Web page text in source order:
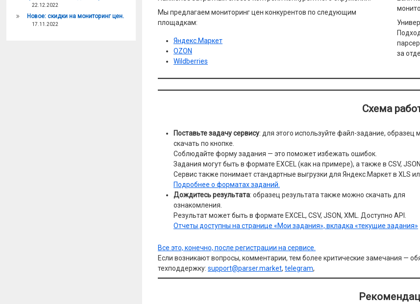
Мы предлагаем мониторинг цен конкурентов по следующим
площадкам:
Яндекс.Маркет
OZON
Wildberries
за
Схема
Поставьте задачу сервису: для этого используйте файл-задание, образец
скачать по кнопке.
Соблюдайте форму задания — это поможет избежать ошибок.
Задания могут быть в формате EXCEL (как на примере), а также в CSV, JSON.
Сервис также понимает стандартные выгрузки для Яндекс.Маркет в XLS
Подробнее о форматах заданий.
Дождитесь результата: образец результата также можно скачать для
ознакомления.
Результат может быть в формате EXCEL, CSV, JSON, XML. Доступно API.
Отчеты доступны на странице «Мои задания», вкладка «текущие задания»
Все это, конечно, после регистрации на сервисе.
Если возникают вопросы, комментарии, тем более критические замечания —
техподдержку:support@parser.market,telegram,
22.12.2022
Новое: скидки на мониторинг цен.
17.11.2022